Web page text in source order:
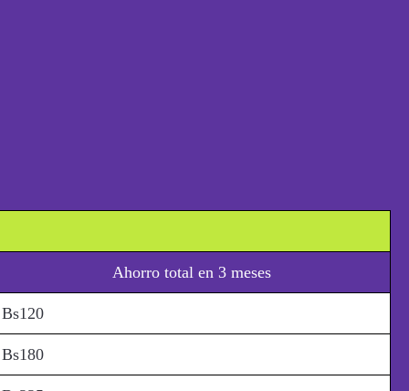
Ahorro total en 3 meses
Bs120
Bs180